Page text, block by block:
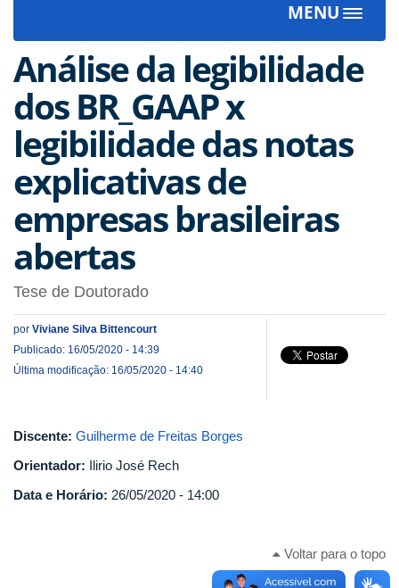
MENU
Toggle
Análise da legibilidade
dos BR_GAAP x
legibilidade das notas
explicativas de
empresas brasileiras
abertas
Tese de Doutorado
por Viviane Silva Bittencourt
Publicado: 16/05/2020 - 14:39
Última modificação: 16/05/2020 - 14:40
Discente: Guilherme de Freitas Borges
Orientador: Ilirio José Rech
Data e Horário: 26/05/2020 - 14:00
Voltar para o topo